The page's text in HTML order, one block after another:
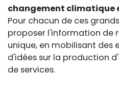
changement climatique
Pour chacun de ces
proposer l'information de
unique, en mobilisant des
d'idées sur la production
de services.